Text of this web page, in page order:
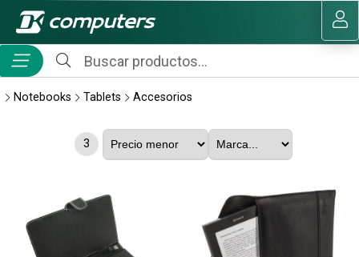
MI COMPRA
Notebooks Tablets Accesorios
3